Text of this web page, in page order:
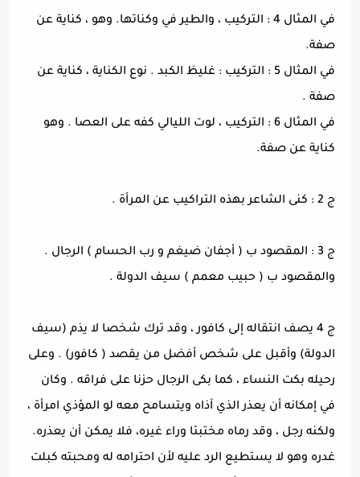
في المثال 4 : التركيب ، والطير في وكناتها. وهو ، كناية عن
صفة.
في المثال 5 : التركيب : غليظ الكبد . نوع الكناية ، كناية عن
صفة .
في المثال 6 : التركيب ، لوت الليالي كفه على العصا . وهو
كناية عن صفة.
ج 2 : كنى الشاعر بهذه التراكيب عن المرأة .
ج 3 : المقصود ب ( أجفان ضيغم و رب الحسام ) الرجال .
والمقصود ب ( حبيب معمم ) سيف الدولة .
ج 4 يصف انتقاله إلى كافور ، وقد ترك شخصا لا يذم (سيف
الدولة) وأقبل على شخص أفضل من يقصد ( كافور) . وعلى
رحيله بكت النساء ، كما بكى الرجال حزنا على فراقه . وكان
في إمكانه أن يعذر الذي آذاه ويتسامح معه لو المؤذي امرأة ،
ولكنه رجل ، وقد رماه مختبئا وراء غيره، فلا يمكن أن يعذره.
غدره وهو لا يستطيع الرد عليه لأن احترامه له ومحبته كبلت